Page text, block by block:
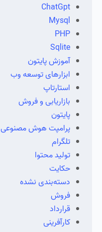
ChatGpt
Mysql
PHP
Sqlite
آموزش پایتون
ابزارهای توسعه وب
استارتاپ
بازاریابی و فروش
پایتون
پرامپت هوش مصنوعی
تلگرام
تولید محتوا
حکایت
دسته‌بندی نشده
فروش
قرارداد
کارآفرینی